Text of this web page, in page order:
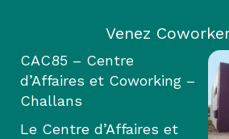
Venez
CAC85 – Centre
d’Affaires et Coworking –
Challans
Le Centre d’Affaires et